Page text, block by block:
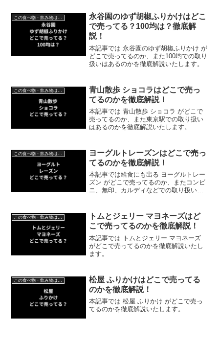
永谷園のゆず胡椒ふりかけはどこ
で売ってる？100均は？徹底解
説！
本記事では 永谷園のゆず胡椒ふりかけ が
どこで売ってるのか、また100均での取り
扱いはあるのかを徹底解説いたします。
青山散歩 ショコラはどこで売っ
てるのかを徹底解説！
本記事では 青山散歩 ショコラ がどこで
売ってるのか、また東京駅での取り扱い
はあるのかを徹底解説いたします。
この食べ物・飲み物はどこで売ってる？
ヨーグルトレーズンはどこで売っ
てるのかを徹底解説！
本記事では給食にも出る ヨーグルトレー
ズン がどこで売ってるのか、またコンビ
ニ、無印、カルディなどでの取り扱いは
トムとジェリー マヨネーズはど
こで売ってるのかを徹底解説！
本記事では トムとジェリー マヨネーズ
がどこで売ってるのかを徹底解説いたし
ます。
松屋 ふりかけはどこで売ってる
のかを徹底解説！
本記事では 松屋 ふりかけ がどこで売っ
てるのかを徹底解説いたします。